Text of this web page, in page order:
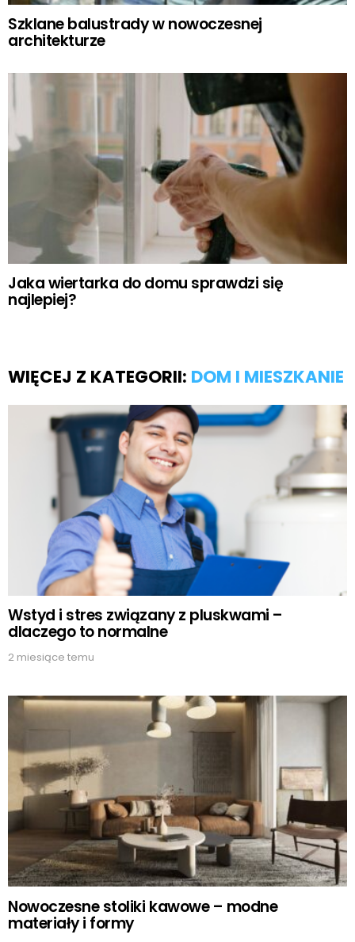
Szklane balustrady w nowoczesnej
architekturze
Jaka wiertarka do domu sprawdzi się
najlepiej?
WIĘCEJ Z KATEGORII: DOM I MIESZKANIE
Wstyd i stres związany z pluskwami –
dlaczego to normalne
2 miesiące temu
Nowoczesne stoliki kawowe – modne
materiały i formy